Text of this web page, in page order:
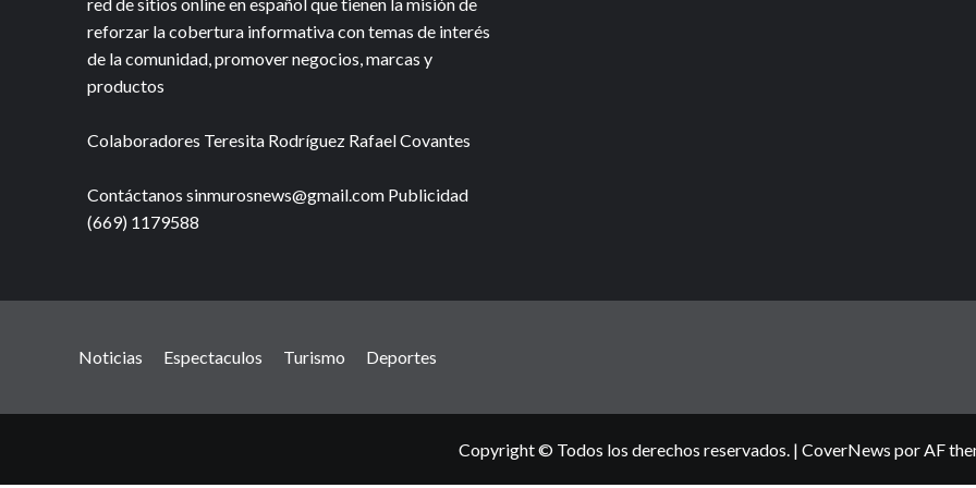
reforzar la cobertura informativa con temas de interés
de la comunidad, promover negocios, marcas y
productos
Colaboradores Teresita Rodríguez Rafael Covantes
Contáctanos sinmurosnews@gmail.com Publicidad
(669) 1179588
Noticias Espectaculos Turismo Deportes
Copyright © Todos los derechos reservados. | CoverNews por AF